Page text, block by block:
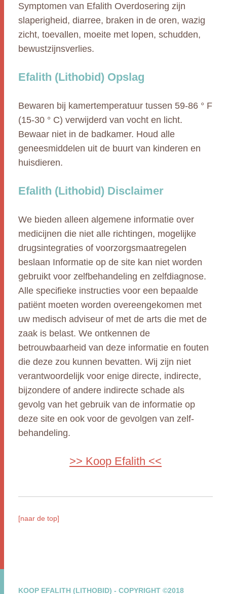
Symptomen van Efalith Overdosering zijn
slaperigheid, diarree, braken in de oren, wazig
zicht, toevallen, moeite met lopen, schudden,
bewustzijnsverlies.
Efalith (Lithobid) Opslag
Bewaren bij kamertemperatuur tussen 59-86 ° F
(15-30 ° C) verwijderd van vocht en licht.
Bewaar niet in de badkamer. Houd alle
geneesmiddelen uit de buurt van kinderen en
huisdieren.
Efalith (Lithobid) Disclaimer
We bieden alleen algemene informatie over
medicijnen die niet alle richtingen, mogelijke
drugsintegraties of voorzorgsmaatregelen
beslaan Informatie op de site kan niet worden
gebruikt voor zelfbehandeling en zelfdiagnose.
Alle specifieke instructies voor een bepaalde
patiënt moeten worden overeengekomen met
uw medisch adviseur of met de arts die met de
zaak is belast. We ontkennen de
betrouwbaarheid van deze informatie en fouten
die deze zou kunnen bevatten. Wij zijn niet
verantwoordelijk voor enige directe, indirecte,
bijzondere of andere indirecte schade als
gevolg van het gebruik van de informatie op
deze site en ook voor de gevolgen van zelf-
behandeling.
>> Koop Efalith <<
[naar de top]
KOOP EFALITH (LITHOBID) - COPYRIGHT ©2018